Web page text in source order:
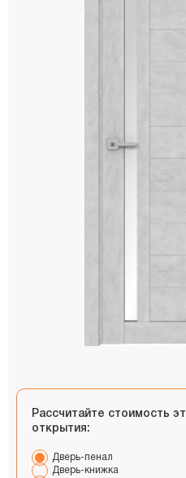
Рассчитайте стоимость
открытия:
Дверь-пенал
Дверь-книжка